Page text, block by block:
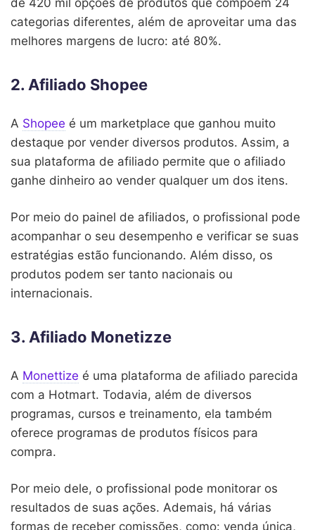
categorias diferentes, além de aproveitar uma das
melhores margens de lucro: até 80%.
2. Afiliado Shopee
A Shopee é um marketplace que ganhou muito
destaque por vender diversos produtos. Assim, a
sua plataforma de afiliado permite que o afiliado
ganhe dinheiro ao vender qualquer um dos itens.
Por meio do painel de afiliados, o profissional pode
acompanhar o seu desempenho e verificar se suas
estratégias estão funcionando. Além disso, os
produtos podem ser tanto nacionais ou
internacionais.
3. Afiliado Monetizze
A Monettize é uma plataforma de afiliado parecida
com a Hotmart. Todavia, além de diversos
programas, cursos e treinamento, ela também
oferece programas de produtos físicos para
compra.
Por meio dele, o profissional pode monitorar os
resultados de suas ações. Ademais, há várias
formas de receber comissões, como: venda única,